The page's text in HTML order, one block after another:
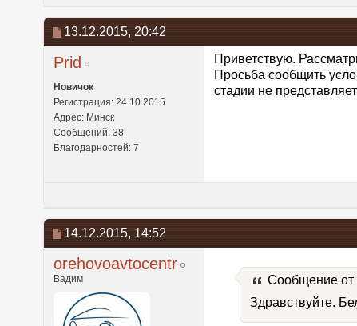
13.12.2015, 20:42
Prid
Новичок
Регистрация: 24.10.2015
Адрес: Минск
Сообщений: 38
Благодарностей: 7
Приветствую.
Просьба сообщить
стадии не
14.12.2015, 14:52
orehovoavtocentr
Вадим Сообщение от
Здравствуйте.